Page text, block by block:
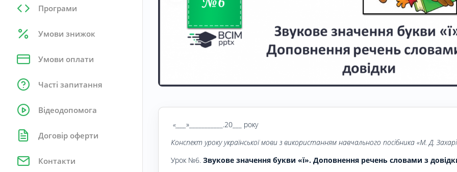
Програми
Умови знижок
Умови оплати
Часті запитання
Відеодопомога
Договір оферти
Контакти
«____ »___________.20___ року
Конспект уроку української мови з використанням навчального посібника «М. Д.
Урок №6. Звукове значення букви «ї». Доповнення речень словами з